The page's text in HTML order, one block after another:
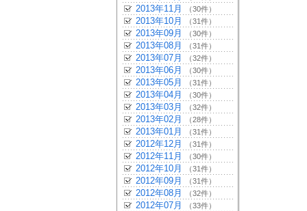
2013年11月 （30件）
2013年10月 （31件）
2013年09月 （30件）
2013年08月 （31件）
2013年07月 （32件）
2013年06月 （30件）
2013年05月 （31件）
2013年04月 （30件）
2013年03月 （32件）
2013年02月 （28件）
2013年01月 （31件）
2012年12月 （31件）
2012年11月 （30件）
2012年10月 （31件）
2012年09月 （31件）
2012年08月 （32件）
2012年07月 （33件）